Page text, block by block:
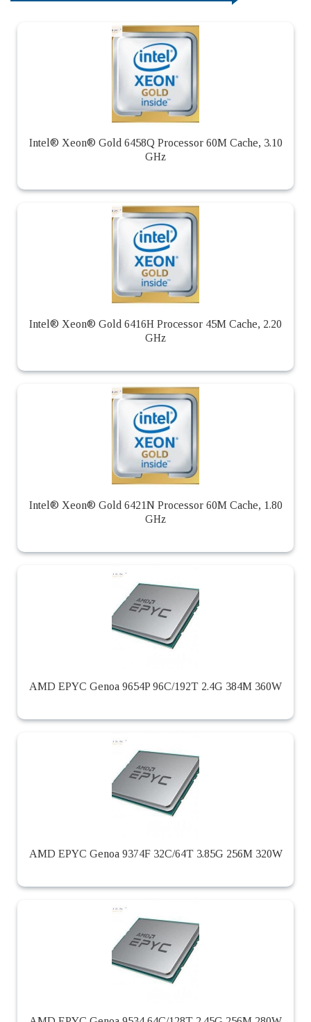
Intel® Xeon® Gold 6458Q Processor 60M Cache, 3.10
GHz
Intel® Xeon® Gold 6416H Processor 45M Cache, 2.20
GHz
Intel® Xeon® Gold 6421N Processor 60M Cache, 1.80
GHz
AMD EPYC Genoa 9654P 96C/192T 2.4G 384M 360W
AMD EPYC Genoa 9374F 32C/64T 3.85G 256M 320W